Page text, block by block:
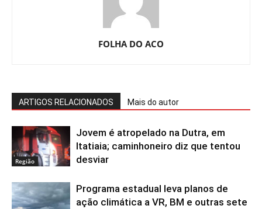
FOLHA DO ACO
ARTIGOS RELACIONADOS Mais do autor
Região
Jovem é atropelado na Dutra, em
Itatiaia; caminhoneiro diz que tentou
desviar
Programa estadual leva planos de
ação climática a VR, BM e outras sete